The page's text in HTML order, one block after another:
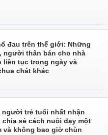
đau trên thế giới: Những
người thân bán cho nhà
liên tục trong ngày và
chát khác
người trẻ tuổi nhất nhận
chia sẻ cách nuôi dạy một
và không bao giờ chùn